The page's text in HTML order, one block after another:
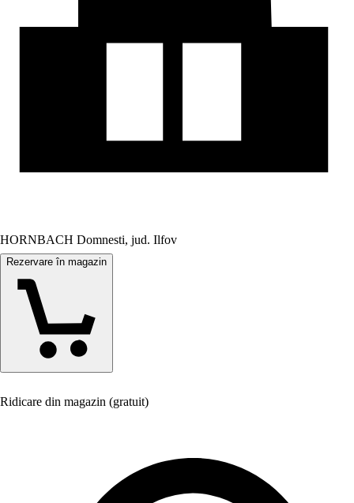
HORNBACH Domnesti, jud. Ilfov
Rezervare în magazin
Ridicare din magazin (gratuit)